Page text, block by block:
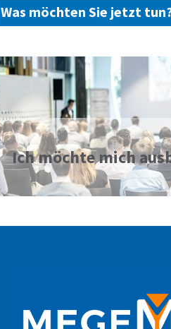
Was möchten Sie jetzt
Ich möchte mich